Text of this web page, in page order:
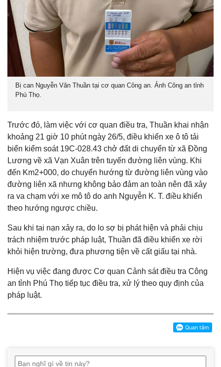
Bị can Nguyễn Văn Thuần tại cơ quan Công an. Ảnh Công an tỉnh
Phú Thọ.
Trước đó, làm việc với cơ quan điều tra, Thuần khai nhận
khoảng 21 giờ 10 phút ngày 26/5, điều khiển xe ô tô tải
biển kiểm soát 19C-028.43 chở đất di chuyển từ xã Đồng
Lương về xã Vạn Xuân trên tuyến đường liên vùng. Khi
đến Km2+000, do chuyển hướng từ đường liên vùng vào
đường liên xã nhưng không bảo đảm an toàn nên đã xảy
ra va chạm với xe mô tô do anh Nguyễn K. T. điều khiển
theo hướng ngược chiều.
Sau khi tai nạn xảy ra, do lo sợ bị phát hiện và phải chịu
trách nhiệm trước pháp luật, Thuần đã điều khiển xe rời
khỏi hiện trường, đưa phương tiện về cất giấu tại nhà.
Hiện vụ việc đang được Cơ quan Cảnh sát điều tra Công
an tỉnh Phú Thọ tiếp tục điều tra, xử lý theo quy định của
pháp luật.